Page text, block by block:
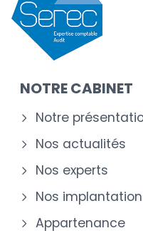
NOTRE CABINET
Notre
Nos actualités
Nos experts
Nos
Appartenance